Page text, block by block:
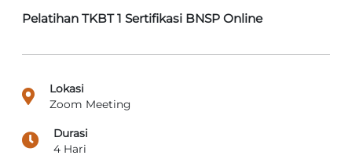
Pelatihan TKBT 1 Sertifikasi BNSP Online
Lokasi
Zoom Meeting
Durasi
4 Hari